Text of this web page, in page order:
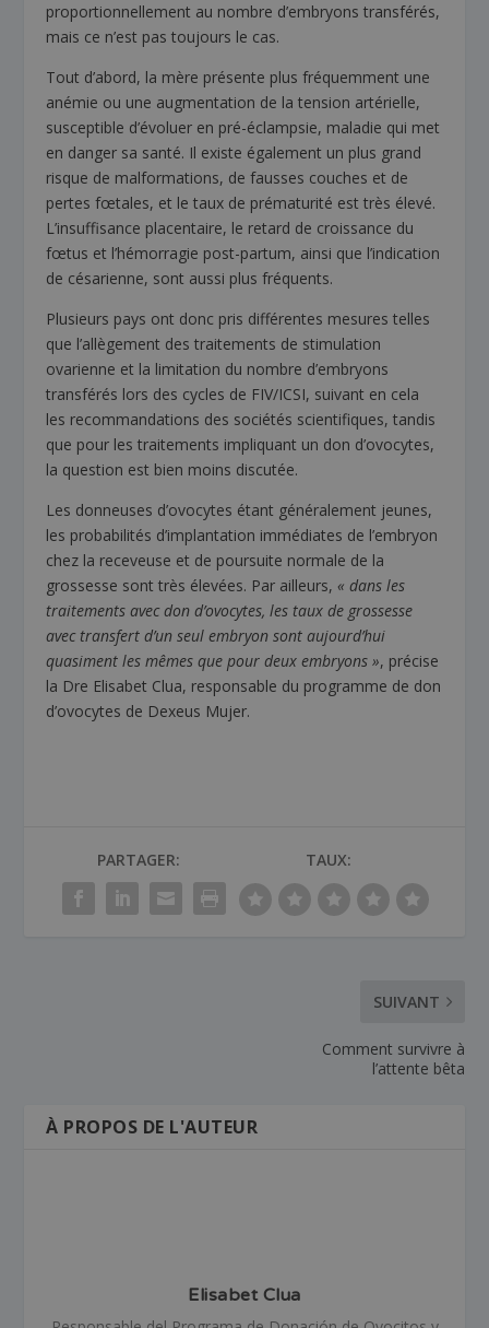
proportionnellement au nombre d’embryons transférés,
mais ce n’est pas toujours le cas.
Tout d’abord, la mère présente plus fréquemment une
anémie ou une augmentation de la tension artérielle,
susceptible d’évoluer en pré-éclampsie, maladie qui met
en danger sa santé. Il existe également un plus grand
risque de malformations, de fausses couches et de
pertes fœtales, et le taux de prématurité est très élevé.
L’insuffisance placentaire, le retard de croissance du
fœtus et l’hémorragie post-partum, ainsi que l’indication
de césarienne, sont aussi plus fréquents.
Plusieurs pays ont donc pris différentes mesures telles
que l’allègement des traitements de stimulation
ovarienne et la limitation du nombre d’embryons
transférés lors des cycles de FIV/ICSI, suivant en cela
les recommandations des sociétés scientifiques, tandis
que pour les traitements impliquant un don d’ovocytes,
la question est bien moins discutée.
Les donneuses d’ovocytes étant généralement jeunes,
les probabilités d’implantation immédiates de l’embryon
chez la receveuse et de poursuite normale de la
grossesse sont très élevées. Par ailleurs, « dans les
traitements avec don d’ovocytes, les taux de grossesse
avec transfert d’un seul embryon sont aujourd’hui
quasiment les mêmes que pour deux embryons », précise
la Dre Elisabet Clua, responsable du programme de don
d’ovocytes de Dexeus Mujer.
PARTAGER: TAUX:
SUIVANT
Comment survivre à
l’attente bêta
À PROPOS DE L'AUTEUR
Elisabet Clua